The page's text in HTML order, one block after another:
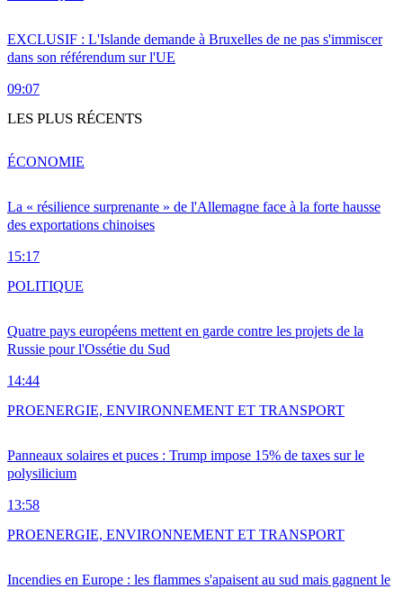
EXCLUSIF : L'Islande demande à Bruxelles de ne pas s'immiscer
dans son référendum sur l'UE
09:07
LES PLUS RÉCENTS
La « résilience surprenante » de l'Allemagne face à la forte hausse
des exportations chinoises
15:17
ÉCONOMIE
Quatre pays européens mettent en garde contre les projets de la
Russie pour l'Ossétie du Sud
14:44
POLITIQUE
Panneaux solaires et puces : Trump impose 15% de taxes sur le
polysilicium
13:58
PROENERGIE, ENVIRONNEMENT ET TRANSPORT
Incendies en Europe : les flammes s'apaisent au sud mais gagnent le
PROENERGIE, ENVIRONNEMENT ET TRANSPORT